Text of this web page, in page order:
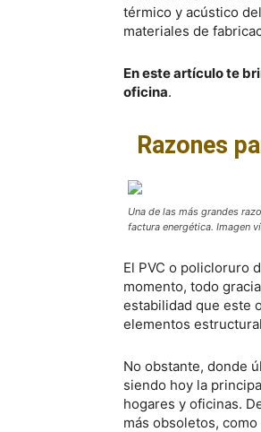
térmico y acústico
materiales de
En este artículo te
oficina.
Razones
Una de las más grandes
factura energética. Imagen
El PVC o policloruro
momento, todo
estabilidad que este
elementos
No obstante, donde
siendo hoy la
hogares y oficinas.
más obsoletos,